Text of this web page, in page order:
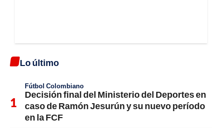
Lo último
Fútbol Colombiano
Decisión final del Ministerio del Deportes en
caso de Ramón Jesurún y su nuevo período
en la FCF